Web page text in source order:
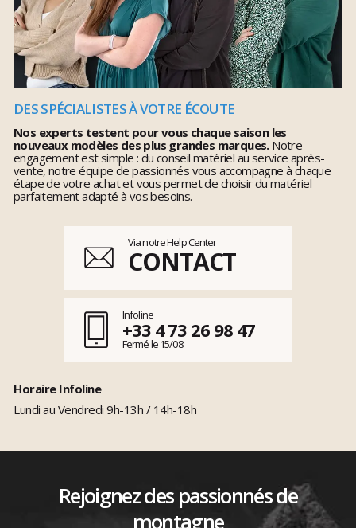
DES SPÉCIALISTES À VOTRE ÉCOUTE
Nos experts testent pour vous chaque saison les
nouveaux modèles des plus grandes marques.Notre
engagement est simple : du conseil matériel au service après-
vente, notre équipe de passionnés vous accompagne à chaque
étape de votre achat et vous permet de choisir du matériel
parfaitement adapté à vos besoins.
Via notre Help Center
CONTACT
Infoline
+33 4 73 26 98 47
Fermé le 15/08
Horaire Infoline
Lundi au Vendredi 9h-13h / 14h-18h
Rejoignez des passionnés de
montagne